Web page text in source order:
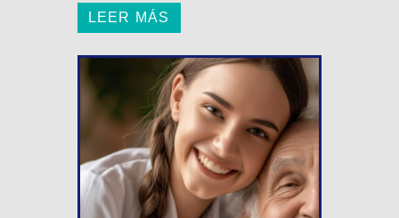
LEER MÁS